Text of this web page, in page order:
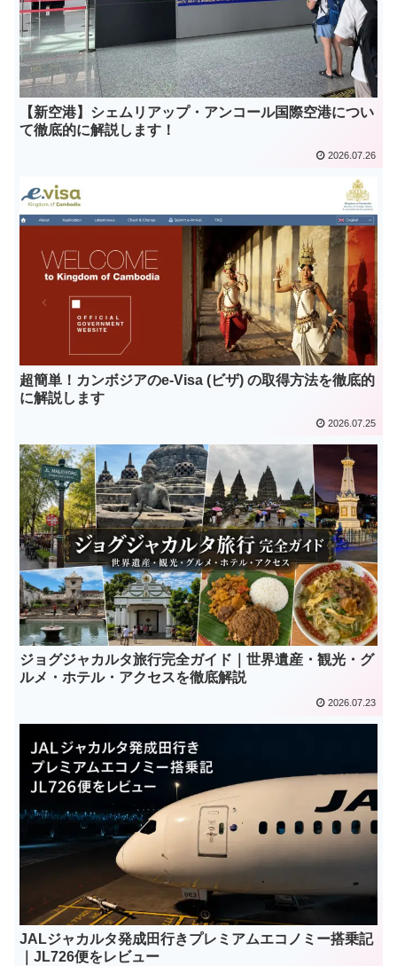
【新空港】シェムリアップ・アンコール国際空港につい
て徹底的に解説します！
2026.07.26
超簡単！カンボジアのe-Visa (ビザ) の取得方法を徹底的
に解説します
2026.07.25
ジョグジャカルタ旅行完全ガイド｜世界遺産・観光・グ
ルメ・ホテル・アクセスを徹底解説
2026.07.23
JALジャカルタ発成田行きプレミアムエコノミー搭乗記
｜JL726便をレビュー